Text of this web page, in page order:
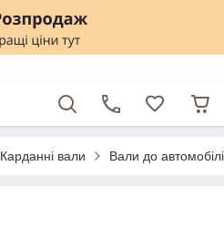
Карданні вали Вали до